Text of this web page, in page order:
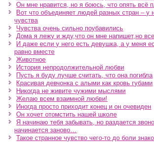
Он мне нравится, но я боюсь, что опять всё
Вот что объединяет людей разных стран – у
чувства
Чувства очень сильно поубавились
Дома я лежу и жду,что он мне напишет,но
И даже если у него есть девушка, а у меня
равно вместе
Животное
История непродолжительной любви
Пусть я буду лучше считать, что она погибла
Красивая девчонка с алыми как кровь губами
Никогда не живите чужими мыслями
Желаю всем взаимной любви!
Иногда просто приходит конец и он очевиден
Он хочет отомстить нашей школе
Я начинаю тебя забывать, но раздается
начинается заново…
Такое странное чувство чего-то до боли